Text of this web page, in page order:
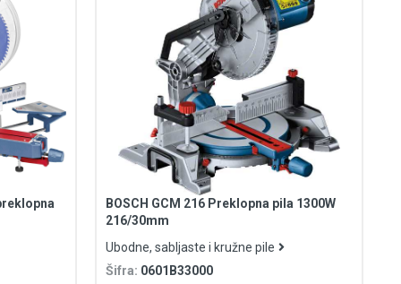
BOSCH GCM 216 Preklopna pila 1300W
216/30mm
Ubodne, sabljaste i kružne pile
Šifra: 0601B33000